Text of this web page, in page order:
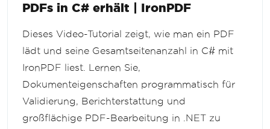
PDFs in C# erhält | IronPDF
Dieses Video-Tutorial zeigt, wie man ein PDF
lädt und seine Gesamtseitenanzahl in C# mit
IronPDF liest. Lernen Sie,
Dokumenteigenschaften programmatisch für
Validierung, Berichterstattung und
großflächige PDF-Bearbeitung in .NET zu